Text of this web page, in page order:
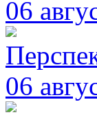
06
06